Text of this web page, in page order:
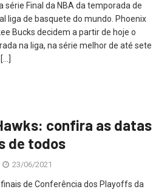
série Final da NBA da temporada de
liga de basquete do mundo. Phoenix
Bucks decidem a partir de hoje o
na liga, na série melhor de até sete
confira as datas
de todos
23/06/2021
de Conferência dos Playoffs da